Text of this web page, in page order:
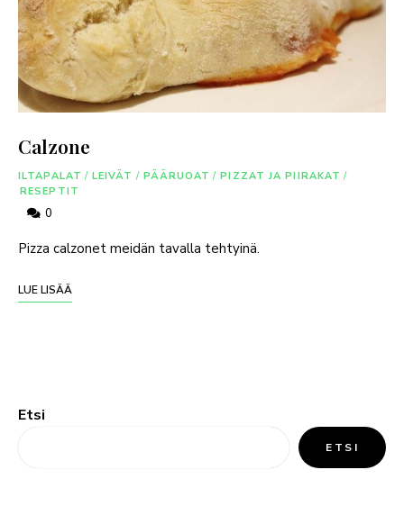
Calzone
ILTAPALAT / LEIVÄT / PÄÄRUOAT / PIZZAT JA PIIRAKAT /
RESEPTIT
0
Pizza calzonet meidän tavalla tehtyinä.
LUE LISÄÄ
Etsi
ETSI